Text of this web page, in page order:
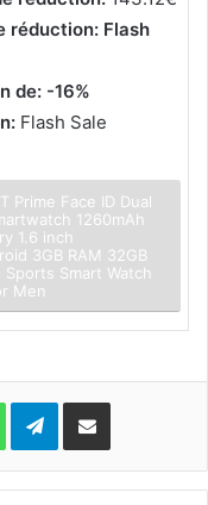
réduction: Flash
de: -16%
Flash Sale
Prime Face ID Dual
1260mAh
1.6 inch
3GB RAM 32GB
Smart Watch
Men
WhatsAppTelegramPartager via mail